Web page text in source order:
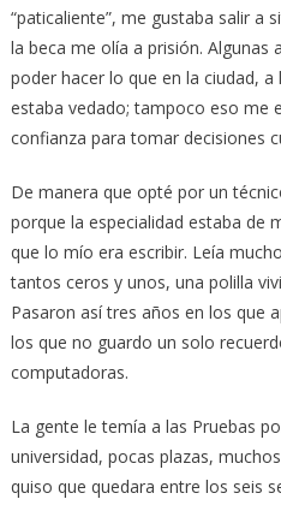
“paticaliente”, me gustaba salir a
la beca me olía a prisión. Algunas
poder hacer lo que en la ciudad, a
estaba vedado; tampoco eso me
confianza para tomar decisiones
De manera que opté por un
porque la especialidad estaba de
que lo mío era escribir. Leía
tantos ceros y unos, una polilla
Pasaron así tres años en los que
los que no guardo un solo
computadoras.
La gente le temía a las Pruebas
universidad, pocas plazas,
quiso que quedara entre los seis